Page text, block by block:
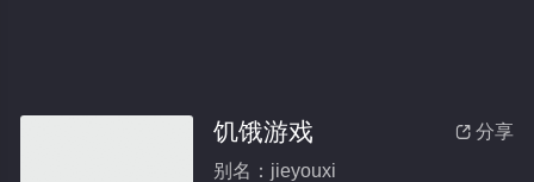
 分享
饥饿游戏
别名：jieyouxi